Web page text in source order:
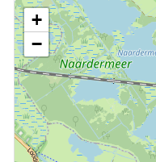
Geen tankstations met
De kaart kan niet worden
+
−